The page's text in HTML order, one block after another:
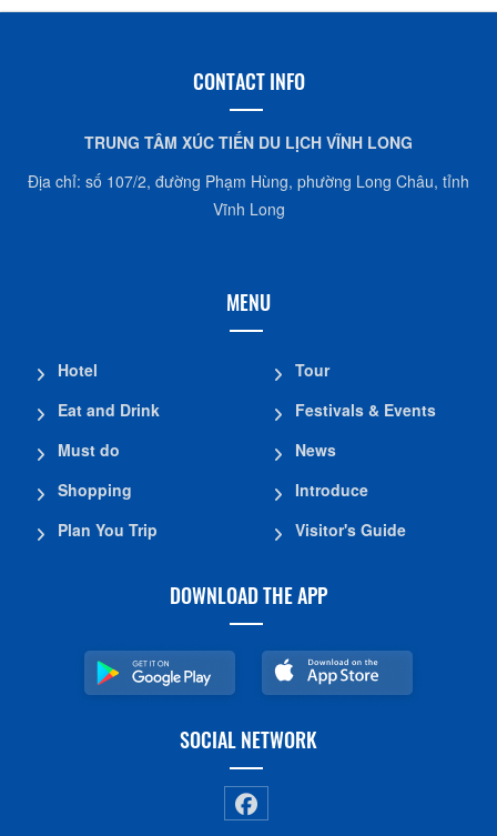
CONTACT INFO
TRUNG TÂM XÚC TIẾN DU LỊCH VĨNH LONG
Địa chỉ: số 107/2, đường Phạm Hùng, phường Long Châu, tỉnh
Vĩnh Long
MENU
Hotel
Eat and Drink
Must do
Shopping
Plan You Trip
Tour
Festivals & Events
News
Introduce
Visitor's Guide
DOWNLOAD THE APP
SOCIAL NETWORK